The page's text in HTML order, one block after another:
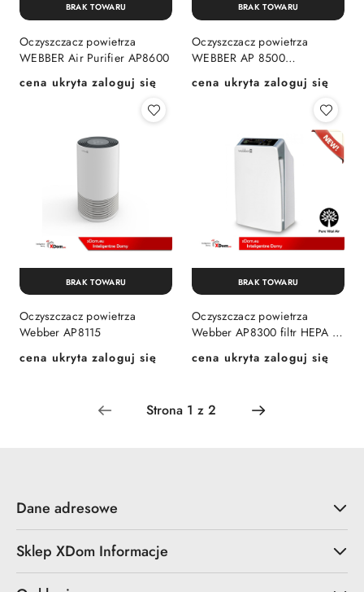
Oczyszczacz powietrza
WEBBER Air Purifier AP8600
Cena:
cena ukryta zaloguj się
BRAK TOWARU
Oczyszczacz powietrza
WEBBER AP 8500
sześciostopniowy system
oczyszczania powietrza 6vita
Cena:
cena ukryta zaloguj się
BRAK TOWARU
Oczyszczacz powietrza
Webber AP8115
Cena:
cena ukryta zaloguj się
BRAK TOWARU
Oczyszczacz powietrza
Webber AP8300 filtr HEPA +
JONIZATOR
Cena:
cena ukryta zaloguj się
BRAK TOWARU
Dane adresowe
Sklep XDom Informacje